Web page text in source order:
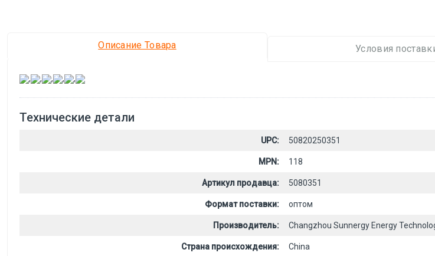
Описание Товара Условия
, , , , ,
Технические детали
UPC: 50820250351
MPN: 118
Артикул продавца: 5080351
Формат поставки: оптом
Производитель: Changzhou Sunnergy Energy
Страна происхождения: China